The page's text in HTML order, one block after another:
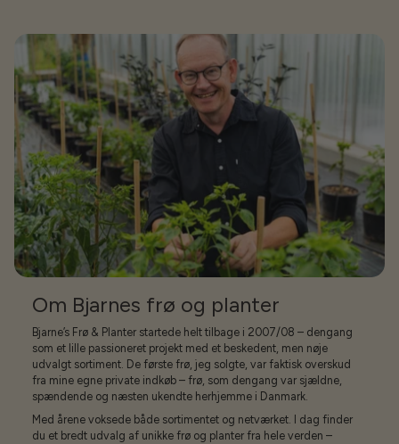
Om Bjarnes frø og planter
Bjarne’s Frø & Planter startede helt tilbage i 2007/08 – dengang
som et lille passioneret projekt med et beskedent, men nøje
udvalgt sortiment. De første frø, jeg solgte, var faktisk overskud
fra mine egne private indkøb – frø, som dengang var sjældne,
spændende og næsten ukendte herhjemme i Danmark.
Med årene voksede både sortimentet og netværket. I dag finder
du et bredt udvalg af unikke frø og planter fra hele verden –